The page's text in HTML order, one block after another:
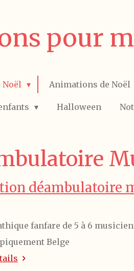
pour
Noël Animations de Noël
Halloween
déambulatoire
fanfare de 5 à 6
Belge